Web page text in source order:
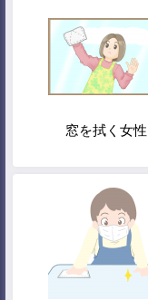
窓を拭く女性